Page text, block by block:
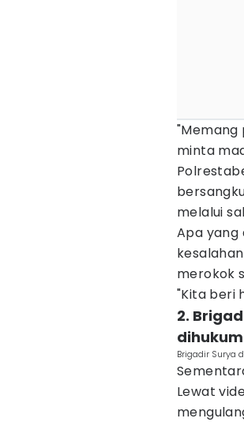
"Memang
minta
melalui
Apa yang
merokok
"Kita beri
2.
Brigadir Surya
Lewat